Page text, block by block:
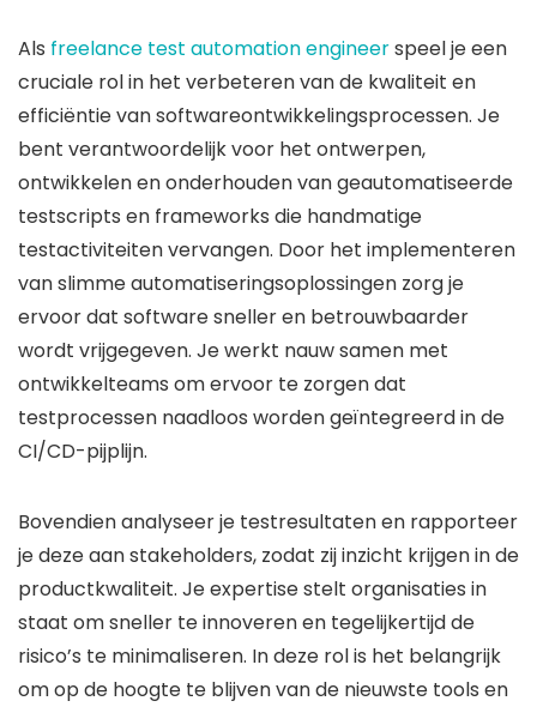
Als freelance test automation engineerspeel je een
cruciale rol in het verbeteren van de kwaliteit en
efficiëntie van softwareontwikkelingsprocessen. Je
bent verantwoordelijk voor het ontwerpen,
ontwikkelen en onderhouden van geautomatiseerde
testscripts en frameworks die handmatige
testactiviteiten vervangen. Door het implementeren
van slimme automatiseringsoplossingen zorg je
ervoor dat software sneller en betrouwbaarder
wordt vrijgegeven. Je werkt nauw samen met
ontwikkelteams om ervoor te zorgen dat
testprocessen naadloos worden geïntegreerd in de
CI/CD-pijplijn.
Bovendien analyseer je testresultaten en rapporteer
je deze aan stakeholders, zodat zij inzicht krijgen in de
productkwaliteit. Je expertise stelt organisaties in
staat om sneller te innoveren en tegelijkertijd de
risico’s te minimaliseren. In deze rol is het belangrijk
om op de hoogte te blijven van de nieuwste tools en